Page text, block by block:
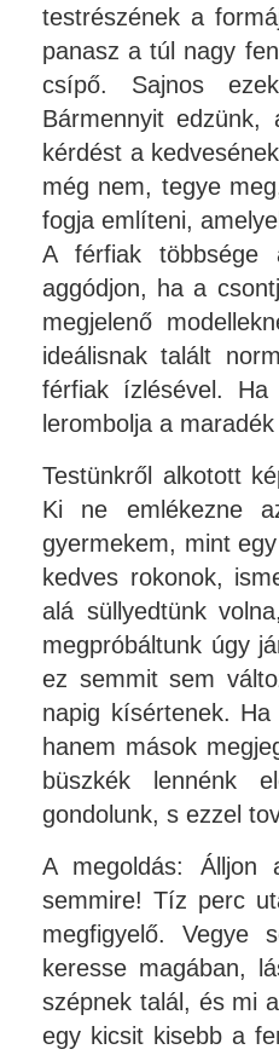
testrészének a
panasz a túl nagy
csípő. Sajnos
Bármennyit
kérdést a
még nem, tegye
fogja említeni,
A férfiak
aggódjon, ha a
megjelenő
ideálisnak talált
férfiak ízlésével.
lerombolja a
Testünkről alkotott
Ki ne emlékezne
gyermekem, mint
kedves rokonok,
alá süllyedtünk
megpróbáltunk úgy
ez semmit sem
napig kísértenek.
hanem mások
büszkék lennénk
gondolunk, s ezzel
A megoldás:
semmire! Tíz perc
megfigyelő. Vegye
keresse magában,
szépnek talál, és mi
egy kicsit kisebb a